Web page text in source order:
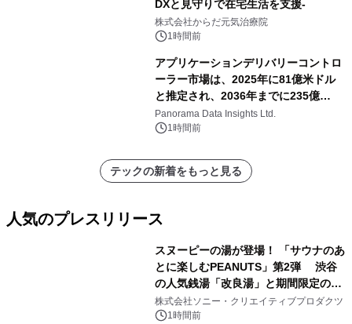
DXと見守りで在宅生活を支援-
株式会社からだ元気治療院
1時間前
アプリケーションデリバリーコントロ
ーラー市場は、2025年に81億米ドル
と推定され、2036年までに235億
8,000万米ドルに達すると予測されて
おり、予測期間（2026年～2036年）
Panorama Data Insights Ltd.
1時間前
テックの新着をもっと見る
人気のプレスリリース
スヌーピーの湯が登場！ 「サウナのあ
とに楽しむPEANUTS」第2弾 渋谷
の人気銭湯「改良湯」と期間限定のコ
ラボレーション サウナイキタイコラ
ボグッズも発売決定！
株式会社ソニー・クリエイティブプロダクツ
1時間前